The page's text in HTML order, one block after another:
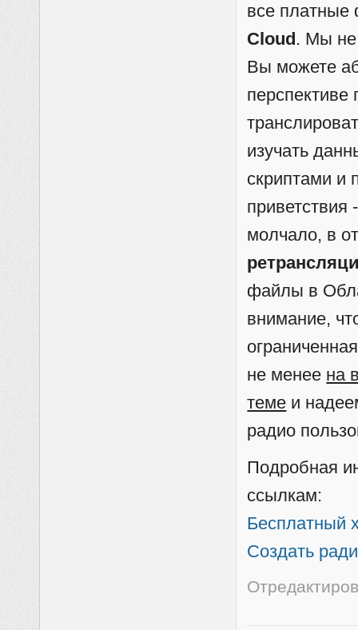
все платные
Cloud. Мы
Вы можете
изучать
скриптами и
молчало, в
файлы в
внимание,
не менее на
теме и
радио
Подробная
ссылкам:
Бесплатный
Создать